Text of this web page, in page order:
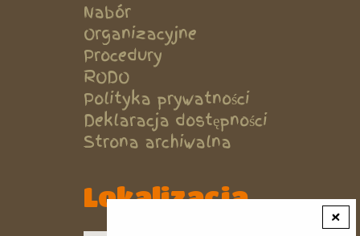
Nabór
Organizacyjne
Procedury
RODO
Polityka prywatności
Deklaracja dostępności
Strona archiwalna
Lokalizacja
×